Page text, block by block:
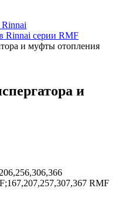
Rinnai серии RMF
и муфты отопления
и
RMF